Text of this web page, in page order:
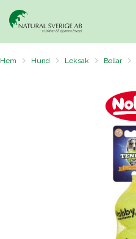
Hem Hund Leksak Bollar